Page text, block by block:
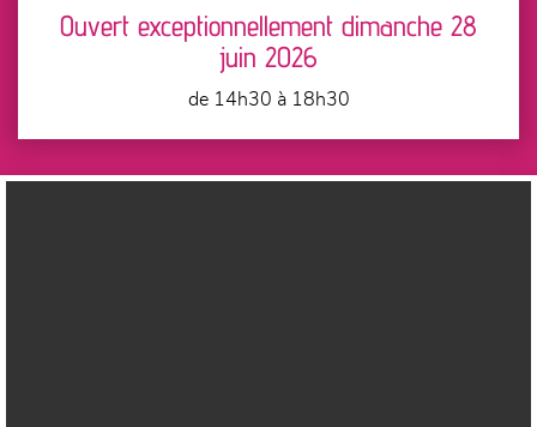
Ouvert exceptionnellement dimanche 28
juin 2026
de 14h30 à 18h30